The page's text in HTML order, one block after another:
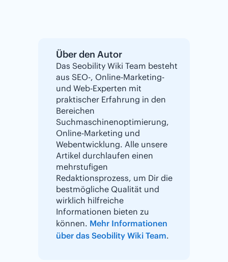
Über den Autor
Das Seobility Wiki Team besteht
aus SEO-, Online-Marketing-
und Web-Experten mit
praktischer Erfahrung in den
Bereichen
Suchmaschinenoptimierung,
Online-Marketing und
Webentwicklung. Alle unsere
Artikel durchlaufen einen
mehrstufigen
Redaktionsprozess, um Dir die
bestmögliche Qualität und
wirklich hilfreiche
Informationen bieten zu
können. Mehr Informationen
über das Seobility Wiki Team.